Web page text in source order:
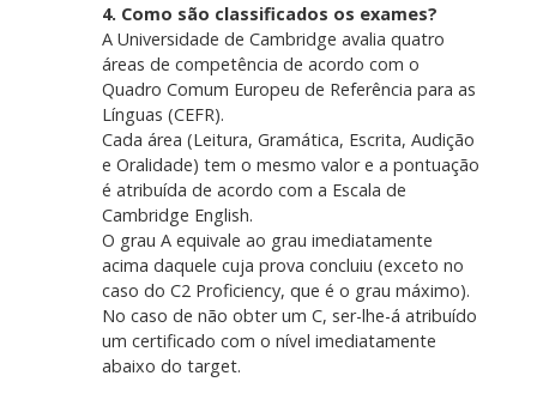
4. Como são classificados os exames?
A Universidade de Cambridge avalia quatro
áreas de competência de acordo com o
Quadro Comum Europeu de Referência para as
Línguas (CEFR).
Cada área (Leitura, Gramática, Escrita, Audição
e Oralidade) tem o mesmo valor e a pontuação
é atribuída de acordo com a Escala de
Cambridge English.
O grau A equivale ao grau imediatamente
acima daquele cuja prova concluiu (exceto no
caso do C2 Proficiency, que é o grau máximo).
No caso de não obter um C, ser-lhe-á atribuído
um certificado com o nível imediatamente
abaixo do target.